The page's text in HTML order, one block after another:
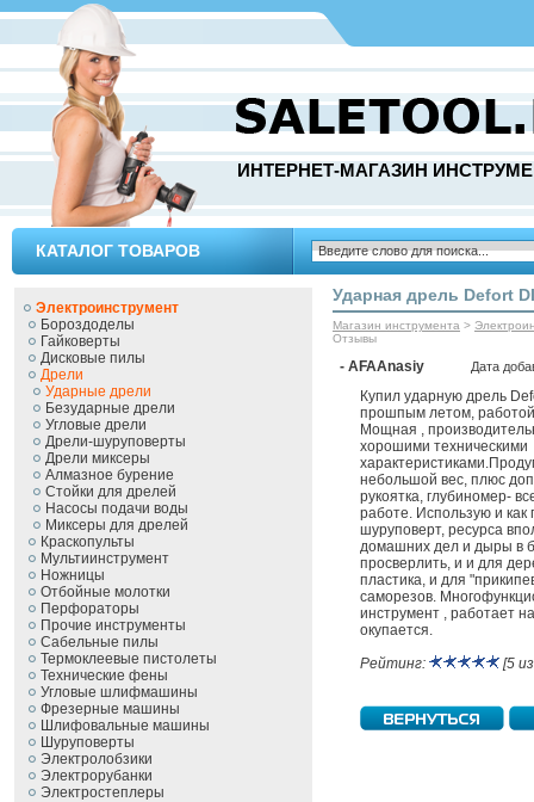
ИНТЕРНЕТ-МАГАЗИН
КАТАЛОГ ТОВАРОВ
Электроинструмент
Бороздоделы
Гайковерты
Дисковые пилы
Дрели
Ударные дрели
Безударные дрели
Угловые дрели
Дрели-шуруповерты
Дрели миксеры
Алмазное бурение
Стойки для дрелей
Насосы подачи воды
Миксеры для дрелей
Краскопульты
Мультиинструмент
Ножницы
Отбойные молотки
Перфораторы
Прочие инструменты
Сабельные пилы
Термоклеевые пистолеты
Технические фены
Угловые шлифмашины
Фрезерные машины
Шлифовальные машины
Шуруповерты
Электролобзики
Электрорубанки
Электростеплеры
Ударная дрель Defort
Магазин инструмента >
Отзывы
- AFAAnasiy Дата
Купил ударную дрель
прошпым летом,
Мощная ,
хорошими техническими
небольшой вес, плюс
рукоятка, глубиномер-
работе. Использую и как
шуруповерт, ресурса
домашних дел и дыры в
просверлить, и и для
пластика, и для
саморезов.
инструмент , работает
окупается.
Рейтинг:
[5